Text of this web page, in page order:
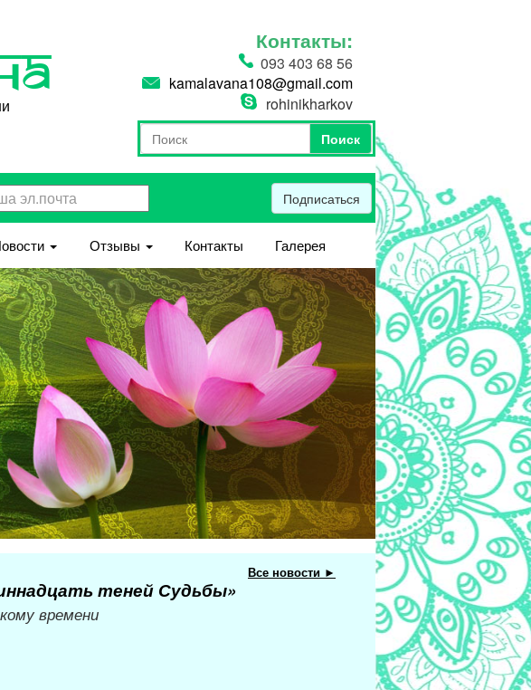
Контакты:
093 403 68 56
kamalavana108@gmail.com
rohinikharkov
Форма поиска
Поиск
Поиск
Подписаться
Отзывы Контакты Галерея
Все новости ►
теней Судьбы»
времени